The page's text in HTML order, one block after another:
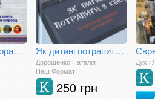
Калейдоскоп моральності для дошкільнят Як дитині потрапити в кіно. Практичний посібник для батьків
Дорошенко Наталія
Наш Формат
250 грн
К
Дух і
К